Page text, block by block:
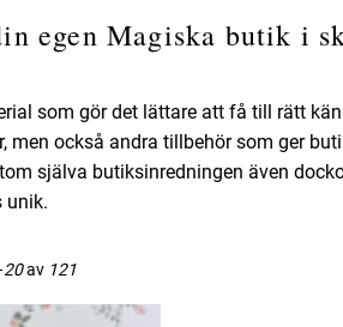
egen Magiska butik i
som gör det lättare att få till rätt
men också andra tillbehör som ger
själva butiksinredningen även
unik.
20av 121